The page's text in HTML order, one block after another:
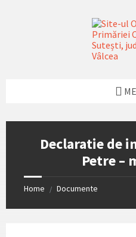
Declaratie de
Petre –
Home / Documente